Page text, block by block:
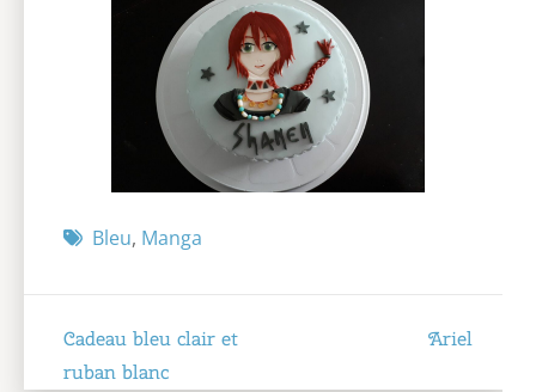
Bleu, Manga
Navigation
de
Cadeau bleu clair et
ruban blanc
Ariel